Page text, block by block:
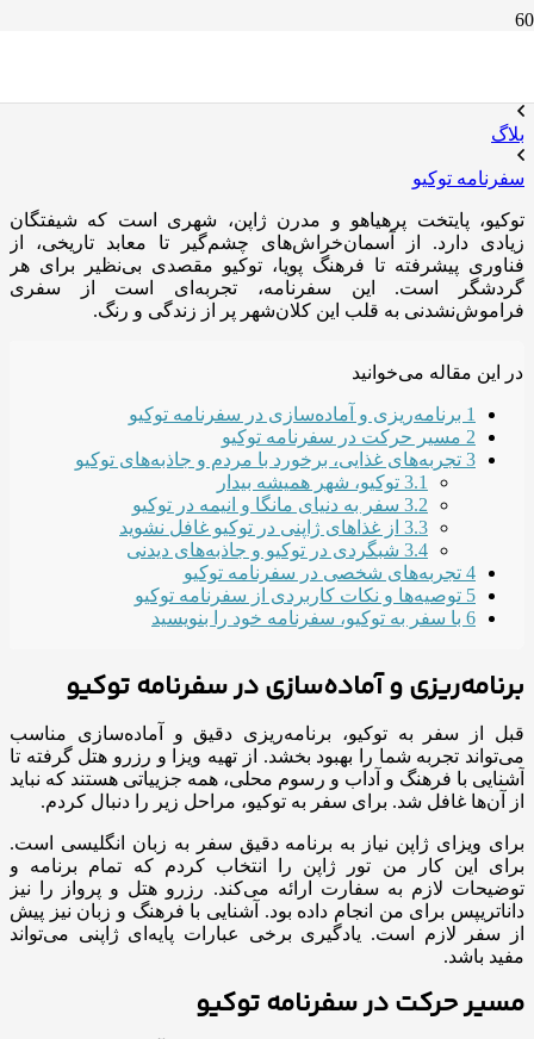
بلاگ
سفرنامه توکیو
توکیو، پایتخت پرهیاهو و مدرن ژاپن، شهری است که شیفتگان
زیادی دارد. از آسمان‌خراش‌های چشم‌گیر تا معابد تاریخی، از
فناوری پیشرفته تا فرهنگ پویا، توکیو مقصدی بی‌نظیر برای هر
گردشگر است. این سفرنامه، تجربه‌ای است از سفری
فراموش‌نشدنی به قلب این کلان‌شهر پر از زندگی و رنگ.
در این مقاله می‌خوانید
1 برنامه‌ریزی و آماده‌سازی در سفرنامه توکیو
2 مسیر حرکت در سفرنامه‌ توکیو
3 تجربه‌های غذایی، برخورد با مردم و جاذبه‌های توکیو
3.1 توکیو، شهر همیشه بیدار
3.2 سفر به دنیای مانگا و انیمه در توکیو
3.3 از غذاهای ژاپنی در توکیو غافل نشوید
3.4 شبگردی در توکیو و جاذبه‌های دیدنی
4 تجربه‌های شخصی در سفرنامه‌ توکیو
5 توصیه‌ها و نکات کاربردی از سفرنامه توکیو
6 با سفر به توکیو، سفرنامه خود را بنویسید
برنامه‌ریزی و آماده‌سازی در سفرنامه توکیو
قبل از سفر به توکیو، برنامه‌ریزی دقیق و آماده‌سازی مناسب
می‌تواند تجربه شما را بهبود بخشد. از تهیه ویزا و رزرو هتل گرفته تا
آشنایی با فرهنگ و آداب و رسوم محلی، همه جزییاتی هستند که نباید
از آن‌ها غافل شد. برای سفر به توکیو، مراحل زیر را دنبال کردم.
برای ویزای ژاپن نیاز به برنامه دقیق سفر به زبان انگلیسی است.
برای این کار من تور ژاپن را انتخاب کردم که تمام برنامه و
توضیحات لازم به سفارت ارائه می‌کند. رزرو هتل و پرواز را نیز
داناتریپس برای من انجام داده بود. آشنایی با فرهنگ و زبان نیز پیش
از سفر لازم است. یادگیری برخی عبارات پایه‌ای ژاپنی می‌تواند
مفید باشد.
مسیر حرکت در سفرنامه‌ توکیو